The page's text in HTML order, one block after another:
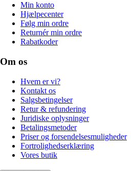
Min konto
Hjælpecenter
Følg min ordre
Returnér min ordre
Rabatkoder
Om os
Hvem er vi?
Kontakt os
Salgsbetingelser
Retur & refundering
Juridiske oplysninger
Betalingsmetoder
Priser og forsendelsesmuligheder
Fortrolighedserklæring
Vores butik